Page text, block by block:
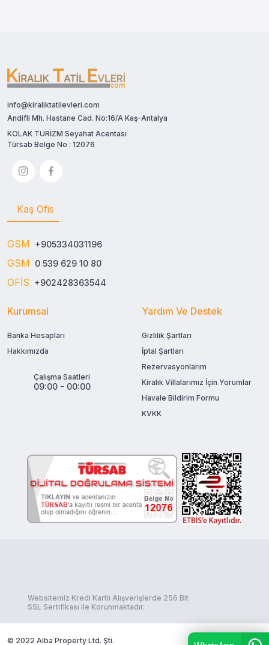
Kurumsal
Banka Hesapları
Hakkımızda
Çalışma Saatleri
09:00 - 00:00
Yardım Ve Destek
Gizlilik Şartları
İptal Şartları
Rezervasyonlarım
Kiralık Villalarımız İçin Yorumlar
Havale Bildirim Formu
KVKK
info@kiraliktatilevleri.com
Andifli Mh. Hastane Cad. No:16/A Kaş-Antalya
KOLAK TURİZM Seyahat Acentası
Türsab Belge No : 12076
Kaş Ofis
+905334031196
GSM
0 539 629 10 80
GSM
+902428363544
OFİS
Websitemiz Kredi Kartlı Alışverişlerde 256 Bit
SSL Sertifikası ile Korunmaktadır.
© 2022 Alba Property Ltd. Şti. böceksoft